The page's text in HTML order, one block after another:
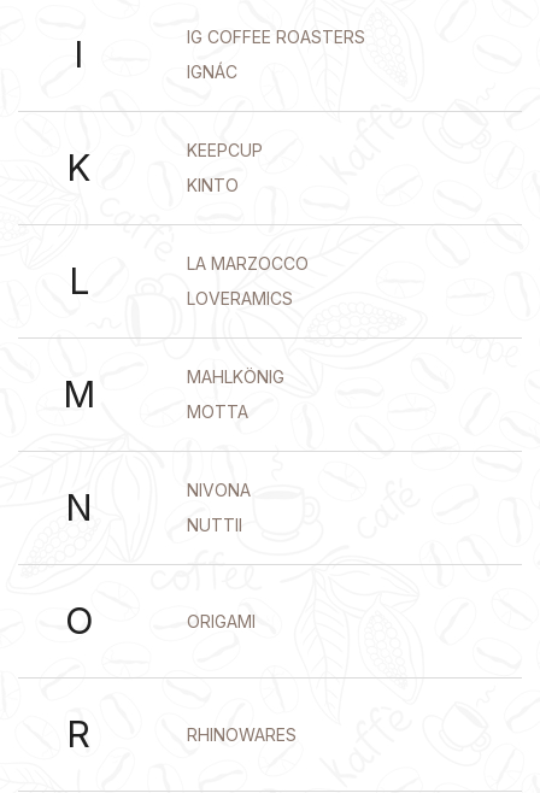
I
IG COFFEE ROASTERS
IGNÁC
K
KEEPCUP
KINTO
L
LA MARZOCCO
LOVERAMICS
M
MAHLKÖNIG
MOTTA
N
NIVONA
NUTTII
O ORIGAMI
R RHINOWARES